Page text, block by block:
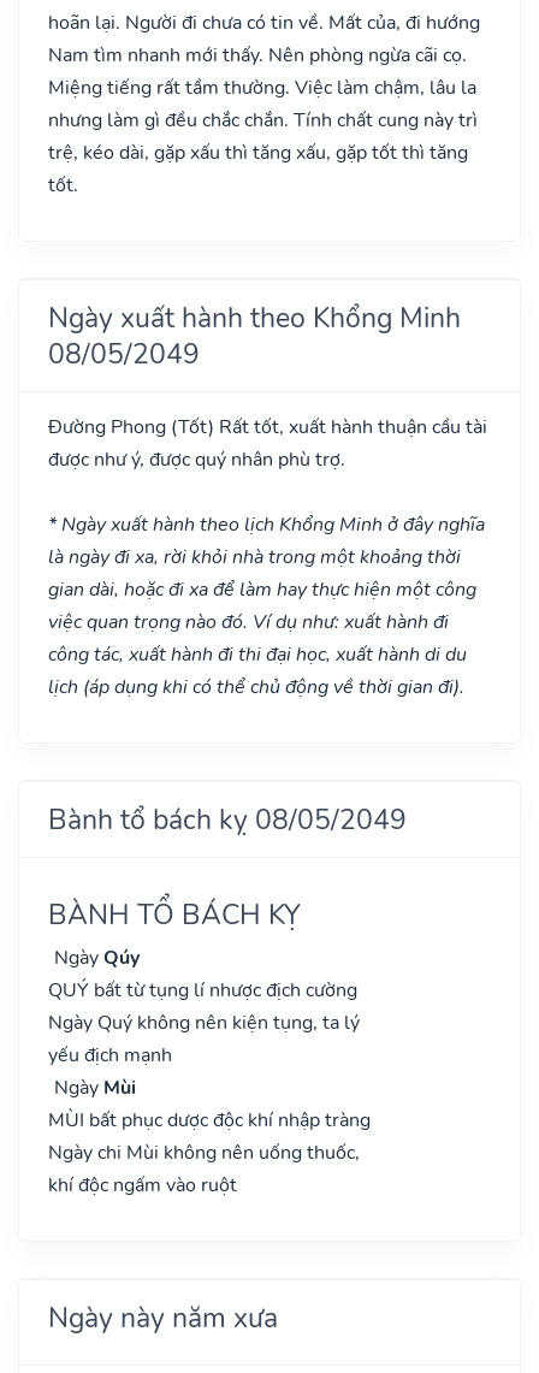
hoãn lại. Người đi chưa có tin về. Mất của, đi hướng
Nam tìm nhanh mới thấy. Nên phòng ngừa cãi cọ.
Miệng tiếng rất tầm thường. Việc làm chậm, lâu la
nhưng làm gì đều chắc chắn. Tính chất cung này trì
trệ, kéo dài, gặp xấu thì tăng xấu, gặp tốt thì tăng
tốt.
Ngày xuất hành theo Khổng Minh
08/05/2049
Đường Phong (Tốt) Rất tốt, xuất hành thuận cầu tài
được như ý, được quý nhân phù trợ.
* Ngày xuất hành theo lịch Khổng Minh ở đây nghĩa
là ngày đi xa, rời khỏi nhà trong một khoảng thời
gian dài, hoặc đi xa để làm hay thực hiện một công
việc quan trọng nào đó. Ví dụ như: xuất hành đi
công tác, xuất hành đi thi đại học, xuất hành di du
lịch (áp dụng khi có thể chủ động về thời gian đi).
Bành tổ bách kỵ 08/05/2049
BÀNH TỔ BÁCH KỴ
NgàyQúy
QUÝ bất từ tụng lí nhược địch cường
Ngày Quý không nên kiện tụng, ta lý
yếu địch mạnh
Ngày Mùi
MÙI bất phục dược độc khí nhập tràng
Ngày chi Mùi không nên uống thuốc,
khí độc ngấm vào ruột
Ngày này năm xưa